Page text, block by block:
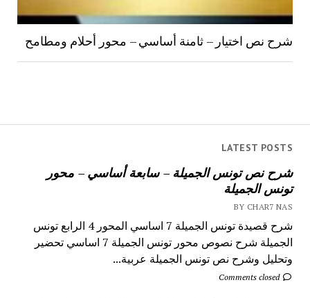
LATEST POSTS
شرح نص تونس الجميلة – سابعة أساسي – محور
تونس الجميلة
BY CHAR7 NAS
شرح قصيدة تونس الجميلة 7 اساسي المحور 4 الرابع تونس
الجميلة شرح نصوص محور تونس الجميلة 7 اساسي تحضير
وتحليل وشرح نص تونس الجميلة عربية...
Comments closed
شرح نص اختيار – ثامنة أساسي – محور أحلام ومطامح